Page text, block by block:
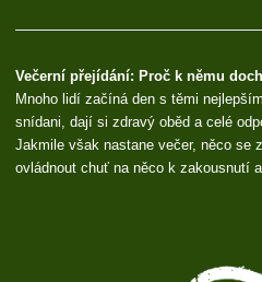
Večerní přejídání: Proč k němu
Mnoho lidí začíná den s těmi
snídani, dají si zdravý oběd a celé
Jakmile však nastane večer, něco se
ovládnout chuť na něco k zakousnutí